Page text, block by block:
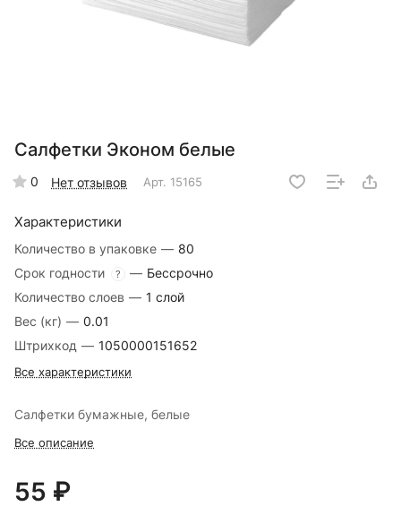
Салфетки Эконом белые
0 Нет отзывов Арт. 15165
Характеристики
Количество в упаковке — 80
Срок годности
? — Бессрочно
Количество слоев — 1 слой
Вес (кг) — 0.01
Штрихкод — 1050000151652
Все характеристики
Салфетки бумажные, белые
Все описание
55 ₽